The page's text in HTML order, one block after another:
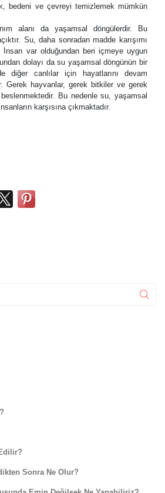
bedeni ve çevreyi temizlemek mümkün
alanı da yaşamsal döngülerdir. Bu
Su, daha sonradan madde karışımı
var olduğundan beri içmeye uygun
dolayı da su yaşamsal döngünün bir
diğer canlılar için hayatlarını devam
Gerek hayvanlar, gerek bitkiler ve gerek
Bu nedenle su, yaşamsal
karşısına çıkmaktadır.
Sonra Ne Olur?